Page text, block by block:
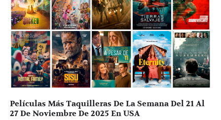
Películas Más Taquilleras De La Semana Del 21 Al
27 De Noviembre De 2025 En USA